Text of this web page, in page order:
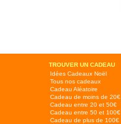
TROUVER UN CADEAU
Idées Cadeaux Noël
Tous nos cadeaux
Cadeau Aléatoire
Cadeau de moins de 20€
Cadeau entre 20 et 50€
Cadeau entre 50 et 100€
Cadeau de plus de 100€